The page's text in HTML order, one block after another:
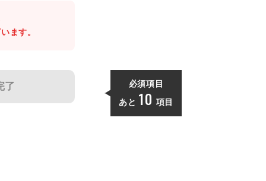
ます。
了 必須項目
あと 10 項目